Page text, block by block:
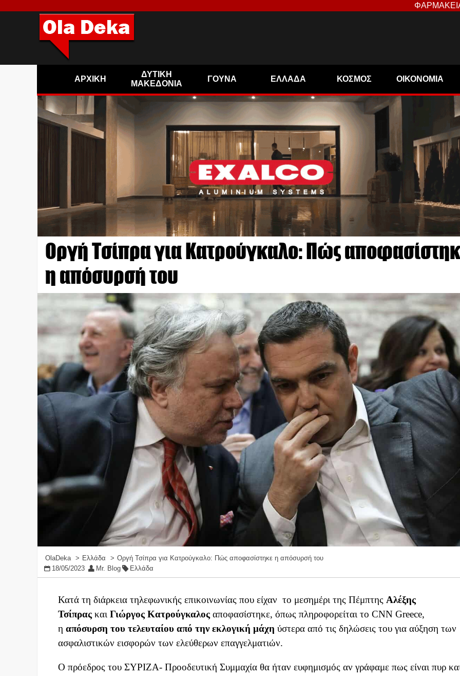
ΑΡΧΙΚΗ
ΔΥΤΙΚΗ
ΜΑΚΕΔΟΝΙΑ
ΓΟΥΝΑ ΕΛΛΑΔΑ ΚΟΣΜΟΣ ΟΙΚΟΝΟΜΙΑ
Οργή Τσίπρα για Κατρούγκαλο: Πώς
η απόσυρσή του
OlaDeka Ελλάδα
Οργή Τσίπρα για Κατρούγκαλο: Πώς αποφασίστηκε η απόσυρσή του
18/05/2023
Mr. Blog Ελλάδα
Κατά τη διάρκεια τηλεφωνικής επικοινωνίας που είχαν το μεσημέρι της Πέμπτης Αλέξης
Τσίπρας και Γιώργος Κατρούγκαλος αποφασίστηκε, όπως πληροφορείται το CNN Greece,
η απόσυρση του τελευταίου από την εκλογική μάχη ύστερα από τις δηλώσεις του για αύξηση των
ασφαλιστικών εισφορών των ελεύθερων επαγγελματιών.
Ο πρόεδρος του ΣΥΡΙΖΑ- Προοδευτική Συμμαχία θα ήταν ευφημισμός αν γράφαμε πως είναι πυρ